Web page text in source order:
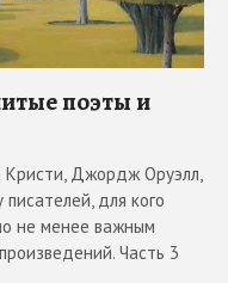
поэты и
Кристи, Джордж Оруэлл,
для кого
не менее важным
Часть 3